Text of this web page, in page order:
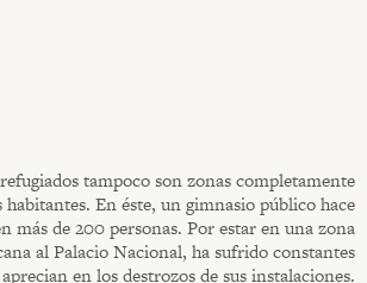
tampoco son zonas completamente
habitantes. En éste, un gimnasio público hace
más de 200 personas. Por estar en una zona
al Palacio Nacional, ha sufrido constantes
en los destrozos de sus instalaciones.